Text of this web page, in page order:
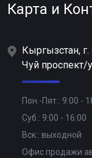
Карта и
Кыргызстан,
Чуй проспект/
Пон.-Пят.: 9:00 -
Суб.: 9:00 - 16:00
Вск.: выходной
Офис продажи